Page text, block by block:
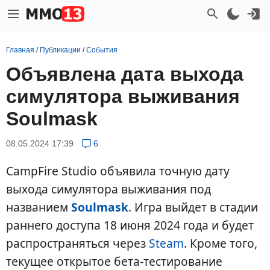
Главная / Публикации /События
Объявлена дата выхода
симулятора выживания
Soulmask
08.05.2024 17:39 6
CampFire Studio объявила точную дату
выхода симулятора выживания под
названием Soulmask. Игра выйдет в стадии
раннего доступа 18 июня 2024 года и будет
распространяться через Steam. Кроме того,
текущее открытое бета-тестирование